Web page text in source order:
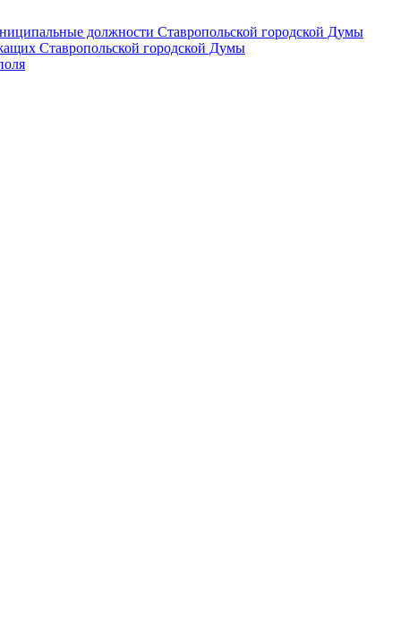
должности Ставропольской городской Думы
Ставропольской городской Думы